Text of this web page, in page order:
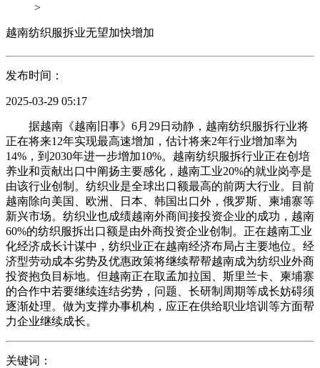
>
越南纺织服拆业无望加快增加
发布时间：
2025-03-29 05:17
据越南《越南旧事》6月29日动静，越南纺织服拆行业将
正在将来12年实现最高速增加，估计将来2年行业增加率为
14%，到2030年进一步增加10%。越南纺织服拆行业正在创培
养业和贡献出口中阐扬主要感化，越南工业20%的就业岗亭是
由该行业创制。纺织业是全球出口额最高的前两大行业。目前
越南除向美国、欧洲、日本、韩国出口外，俄罗斯、柬埔寨等
新兴市场。纺织业也成绩越南外商间接投资企业的成功，越南
60%的纺织服拆出口额是由外商投资企业创制。正在越南工业
化经济成长计谋中，纺织业正在越南经济布局占主要地位。经
济型劳动成本劣势及优惠政策将继续帮帮越南成为纺织业外商
投资抱负目标地。但越南正在取孟加拉国、斯里兰卡、柬埔寨
的合作中若要继续连结劣势，问题、长研制周期等成长妨碍须
逐渐处理。做为支撑办事机构，应正在供给职业培训等方面帮
力企业继续成长。
关键词：